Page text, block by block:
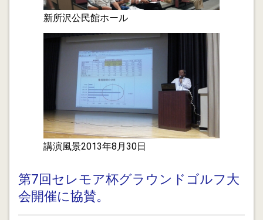
婚約破棄の慰謝料は出世払いで済ませられるか?
2012.09.17
ビジネスローンは私的整理を混乱させる
経営者は売掛金の回収に最大限の注意を払って下さい。
2012.09.12
金融円滑化法対策 地域再生ファンドは期待できるか?
期待しない方が無難です。
健康管理と経営コンサルタント 主治医のモニタレング
2012.09.09
新所沢公民館ホール
講演風景2013年8月30日
第7回セレモア杯グラウンドゴルフ大
会開催に協賛。